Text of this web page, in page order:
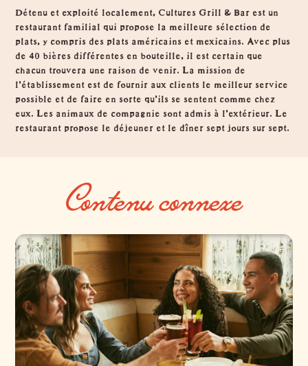
Vue d'ensemble
Détenu et exploité localement, Cultures Grill & Bar est un
restaurant familial qui propose la meilleure sélection de
plats, y compris des plats américains et mexicains. Avec plus
de 40 bières différentes en bouteille, il est certain que
chacun trouvera une raison de venir. La mission de
l'établissement est de fournir aux clients le meilleur service
possible et de faire en sorte qu'ils se sentent comme chez
eux. Les animaux de compagnie sont admis à l'extérieur. Le
restaurant propose le déjeuner et le dîner sept jours sur sept.
Contenu connexe